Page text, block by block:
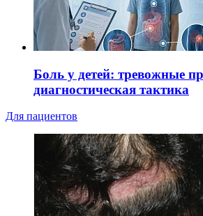
Боль у детей: тревожные
диагностическая тактика
Для пациентов